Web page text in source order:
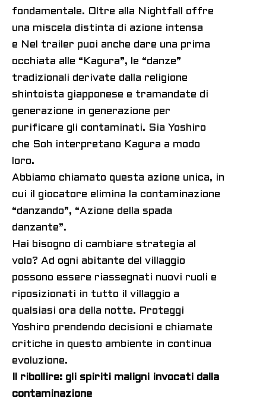
fondamentale. Oltre alla Nightfall offre
una miscela distinta di azione intensa
e Nel trailer puoi anche dare una prima
occhiata alle “Kagura”, le “danze”
tradizionali derivate dalla religione
shintoista giapponese e tramandate di
generazione in generazione per
purificare gli contaminati. Sia Yoshiro
che Soh interpretano Kagura a modo
loro.
Abbiamo chiamato questa azione unica, in
cui il giocatore elimina la contaminazione
“danzando”, “Azione della spada
danzante”.
Hai bisogno di cambiare strategia al
volo? Ad ogni abitante del villaggio
possono essere riassegnati nuovi ruoli e
riposizionati in tutto il villaggio a
qualsiasi ora della notte. Proteggi
Yoshiro prendendo decisioni e chiamate
critiche in questo ambiente in continua
evoluzione.
Il ribollire: gli spiriti maligni invocati dalla
contaminazione